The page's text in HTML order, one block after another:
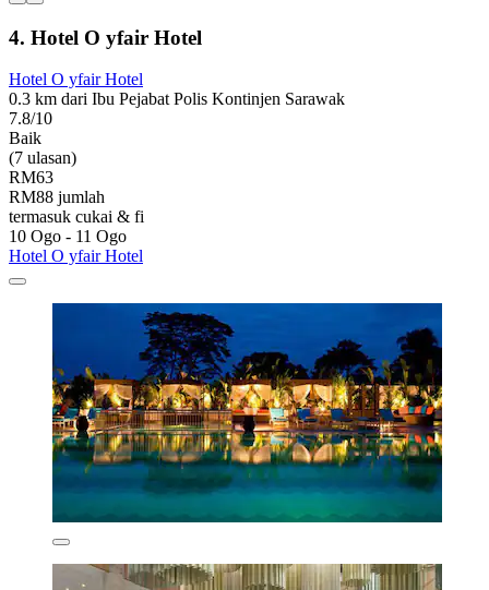
4. Hotel O yfair Hotel
Hotel O yfair Hotel
0.3 km dari Ibu Pejabat Polis Kontinjen Sarawak
7.8/10
Baik
(7 ulasan)
RM63
RM88 jumlah
termasuk cukai & fi
10 Ogo - 11 Ogo
Hotel O yfair Hotel